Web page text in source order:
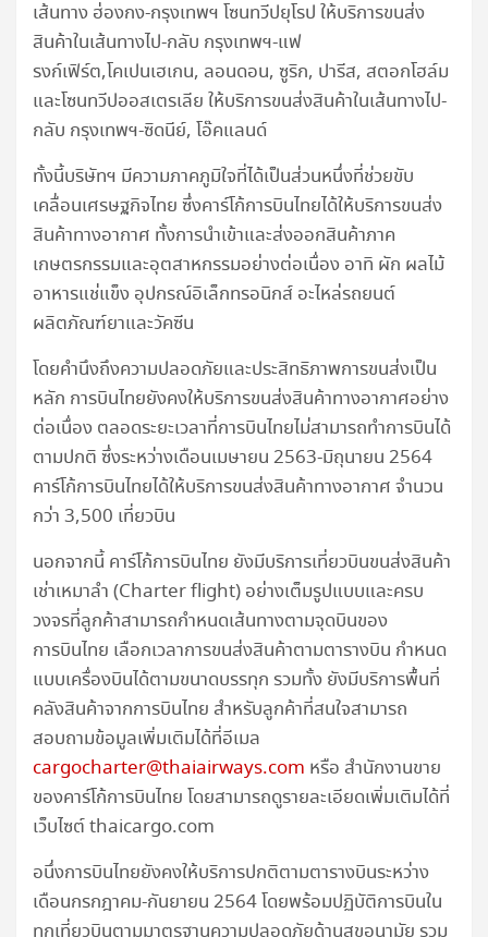
เส้นทาง ฮ่องกง-กรุงเทพฯ โซนทวีปยุโรป ให้บริการขนส่ง
สินค้าในเส้นทางไป-กลับ กรุงเทพฯ-แฟ
รงก์เฟิร์ต,โคเปนเฮเกน, ลอนดอน, ซูริก, ปารีส, สตอกโฮล์ม
และโซนทวีปออสเตรเลีย ให้บริการขนส่งสินค้าในเส้นทางไป-
กลับ กรุงเทพฯ-ซิดนีย์, โอ๊คแลนด์
ทั้งนี้บริษัทฯ มีความภาคภูมิใจที่ได้เป็นส่วนหนึ่งที่ช่วยขับ
เคลื่อนเศรษฐกิจไทย ซึ่งคาร์โก้การบินไทยได้ให้บริการขนส่ง
สินค้าทางอากาศ ทั้งการนำเข้าและส่งออกสินค้าภาค
เกษตรกรรมและอุตสาหกรรมอย่างต่อเนื่อง อาทิ ผัก ผลไม้
อาหารแช่แข็ง อุปกรณ์อิเล็กทรอนิกส์ อะไหล่รถยนต์
ผลิตภัณฑ์ยาและวัคซีน
โดยคำนึงถึงความปลอดภัยและประสิทธิภาพการขนส่งเป็น
หลัก การบินไทยยังคงให้บริการขนส่งสินค้าทางอากาศอย่าง
ต่อเนื่อง ตลอดระยะเวลาที่การบินไทยไม่สามารถทำการบินได้
ตามปกติ ซึ่งระหว่างเดือนเมษายน 2563-มิถุนายน 2564
คาร์โก้การบินไทยได้ให้บริการขนส่งสินค้าทางอากาศ จำนวน
กว่า 3,500 เที่ยวบิน
นอกจากนี้ คาร์โก้การบินไทย ยังมีบริการเที่ยวบินขนส่งสินค้า
เช่าเหมาลำ (Charter flight) อย่างเต็มรูปแบบและครบ
วงจรที่ลูกค้าสามารถกำหนดเส้นทางตามจุดบินของ
การบินไทย เลือกเวลาการขนส่งสินค้าตามตารางบิน กำหนด
แบบเครื่องบินได้ตามขนาดบรรทุก รวมทั้ง ยังมีบริการพื้นที่
คลังสินค้าจากการบินไทย สำหรับลูกค้าที่สนใจสามารถ
สอบถามข้อมูลเพิ่มเติมได้ที่อีเมล
cargocharter@thaiairways.com หรือ สำนักงานขาย
ของคาร์โก้การบินไทย โดยสามารถดูรายละเอียดเพิ่มเติมได้ที่
เว็บไซต์ thaicargo.com
อนึ่งการบินไทยยังคงให้บริการปกติตามตารางบินระหว่าง
เดือนกรกฎาคม-กันยายน 2564 โดยพร้อมปฏิบัติการบินใน